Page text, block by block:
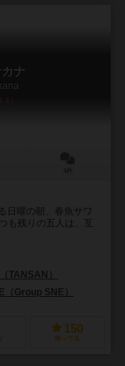
ナ
日曜の朝、春魚サワ
も残りの五人は、互
TANSAN）
（Group SNE）
150
持ってる